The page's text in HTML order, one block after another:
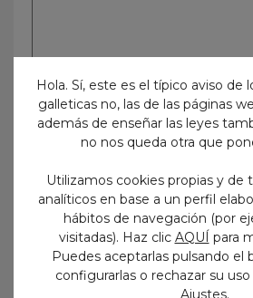
Etiquetas
Hola. Sí, este es el típico aviso de
galleticas no, las de las páginas
además de enseñar las leyes
no nos queda otra que
Utilizamos cookies propias y de
analíticos en base a un perfil
hábitos de navegación (por
visitadas). Haz clic AQUÍ para
Puedes aceptarlas pulsando el
configurarlas o rechazar su
.